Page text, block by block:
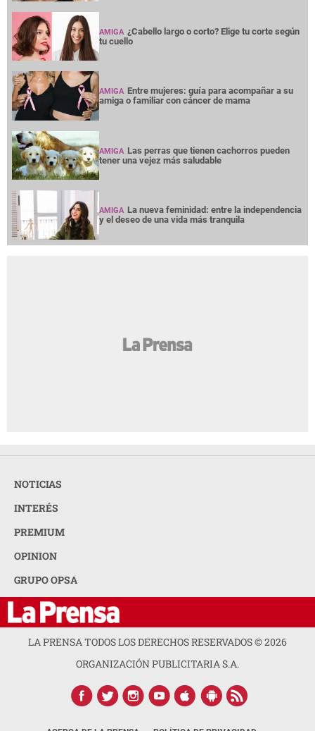
AMIGA ¿Cabello largo o corto? Elige tu corte según
tu cuello
AMIGA Entre mujeres: guía para acompañar a su
amiga o familiar con cáncer de mama
AMIGA Las perras que tienen cachorros pueden
tener una vejez más saludable
AMIGA La nueva feminidad: entre la independencia
y el deseo de una vida más tranquila
NOTICIAS
INTERÉS
PREMIUM
OPINION
GRUPO OPSA
LA PRENSA TODOS LOS DERECHOS RESERVADOS ©2026
ORGANIZACIÓN PUBLICITARIA S.A.